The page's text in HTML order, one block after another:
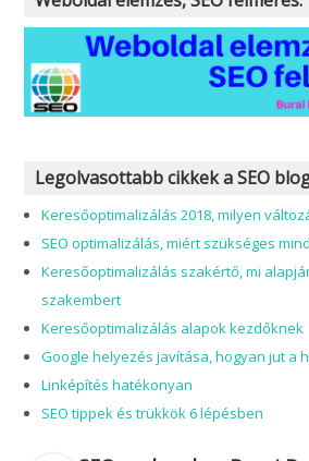
Legolvasottabb cikkek a SEO
Keresőoptimalizálás 2018, milyen
SEO optimalizálás, miért szükséges
Keresőoptimalizálás szakértő, mi
szakembert
Keresőoptimalizálás alapok kezdőknek
Google helyezés javítása, hogyan jut a
Linképítés hatékonyan
SEO tippek és trükkök 6 lépésben